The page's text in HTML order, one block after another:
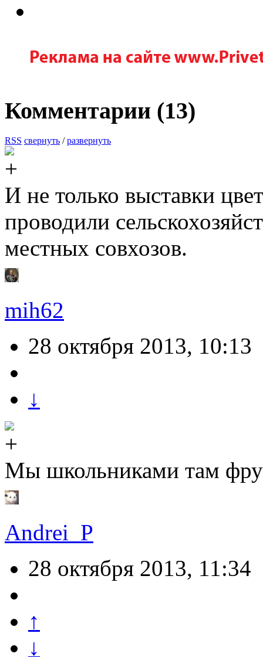
Комментарии (13)
RSS свернуть /развернуть
И не только выставки
проводили
местных совхозов.
mih62
28 октября 2013, 10:13
↓
Мы школьниками там
Andrei_P
28 октября 2013, 11:34
↑
↓